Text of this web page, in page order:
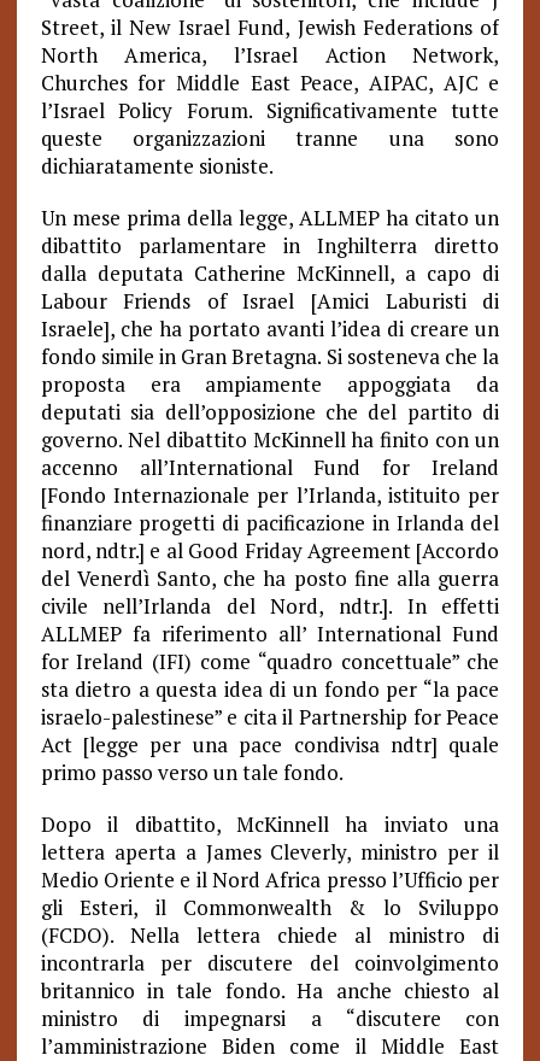
Street, il New Israel Fund, Jewish Federations of
North America, l’Israel Action Network,
Churches for Middle East Peace, AIPAC, AJC e
l’Israel Policy Forum. Significativamente tutte
queste organizzazioni tranne una sono
dichiaratamente sioniste.
Un mese prima della legge, ALLMEP ha citato un
dibattito parlamentare in Inghilterra diretto
dalla deputata Catherine McKinnell, a capo di
Labour Friends of Israel [Amici Laburisti di
Israele], che ha portato avanti l’idea di creare un
fondo simile in Gran Bretagna. Si sosteneva che la
proposta era ampiamente appoggiata da
deputati sia dell’opposizione che del partito di
governo. Nel dibattito McKinnell ha finito con un
accenno all’International Fund for Ireland
[Fondo Internazionale per l’Irlanda, istituito per
finanziare progetti di pacificazione in Irlanda del
nord, ndtr.] e al Good Friday Agreement [Accordo
del Venerdì Santo, che ha posto fine alla guerra
civile nell’Irlanda del Nord, ndtr.]. In effetti
ALLMEP fa riferimento all’ International Fund
for Ireland (IFI) come “quadro concettuale” che
sta dietro a questa idea di un fondo per “la pace
israelo-palestinese” e cita il Partnership for Peace
Act [legge per una pace condivisa ndtr] quale
primo passo verso un tale fondo.
Dopo il dibattito, McKinnell ha inviato una
lettera aperta a James Cleverly, ministro per il
Medio Oriente e il Nord Africa presso l’Ufficio per
gli Esteri, il Commonwealth & lo Sviluppo
(FCDO). Nella lettera chiede al ministro di
incontrarla per discutere del coinvolgimento
britannico in tale fondo. Ha anche chiesto al
ministro di impegnarsi a “discutere con
l’amministrazione Biden come il Middle East